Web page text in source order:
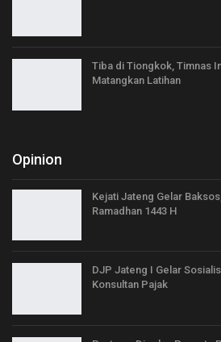
Tiba di Tiongkok, Timnas
Matangkan Latihan
Opinion
Kejati Jateng Gelar
Ramadhan 1443 H
DJP Jateng I Gelar
Konsultan Pajak